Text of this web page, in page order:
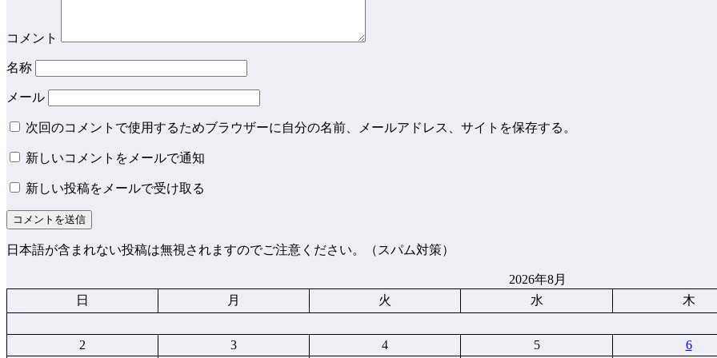
コメント
名称
メール
次回のコメントで使用するためブラウザーに自分の名前、メールアドレス、サイトを保存する。
新しいコメントをメールで通知
新しい投稿をメールで受け取る
日本語が含まれない投稿は無視されますのでご注意ください。（スパム対策）
2026年8月
日
月 火 水 木
2
3 4 5 6